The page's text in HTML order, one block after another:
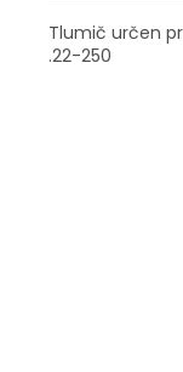
Tlumič určen
.22-250